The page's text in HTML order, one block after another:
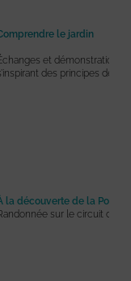
le jardin
et démonstration
des principes de
la découverte de la Pointe
sur le circuit de la